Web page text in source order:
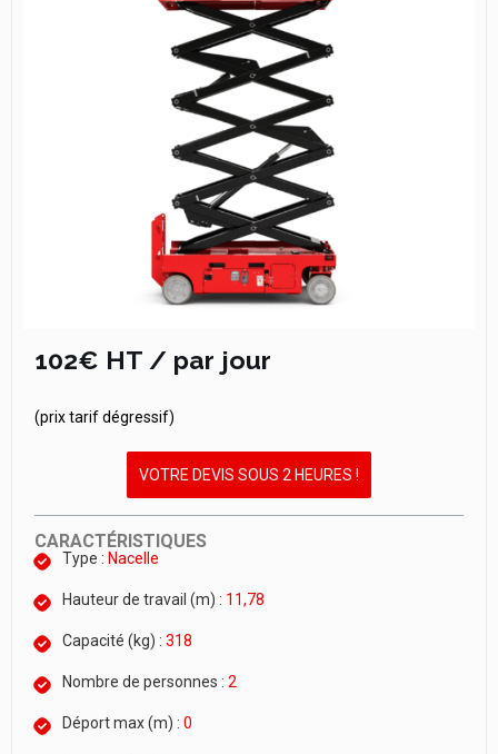
102€ HT / par jour
(prix tarif dégressif)
VOTRE DEVIS SOUS 2 HEURES !
CARACTÉRISTIQUES
Type : Nacelle
Hauteur de travail (m) : 11,78
Capacité (kg) : 318
Nombre de personnes : 2
Déport max (m) : 0